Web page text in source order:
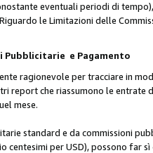
eventuali periodi di
le Limitazioni delle
Pubblicitarie e Pagamento
ragionevole per tracciare in
report che riassumono le
mese.
standard e da commissioni
centesimi per USD), possono far